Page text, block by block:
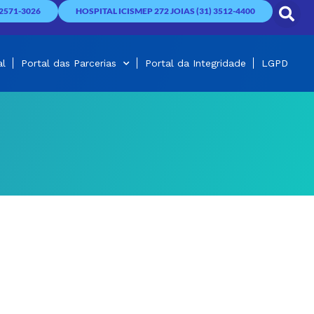
3026 HOSPITAL ICISMEP 272 JOIAS (31) 3512-4400
Portal das Parcerias Portal da Integridade LGPD